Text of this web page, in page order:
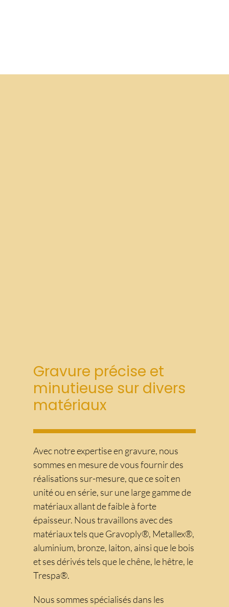
Gravure précise et
minutieuse sur divers
matériaux
Avec notre expertise en gravure, nous
sommes en mesure de vous fournir des
réalisations sur-mesure, que ce soit en
unité ou en série, sur une large gamme de
matériaux allant de faible à forte
épaisseur. Nous travaillons avec des
matériaux tels que Gravoply®, Metallex®,
aluminium, bronze, laiton, ainsi que le bois
et ses dérivés tels que le chêne, le hêtre, le
Trespa®.
Nous sommes spécialisés dans les